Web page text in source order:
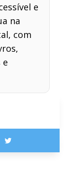
e
na
com
e